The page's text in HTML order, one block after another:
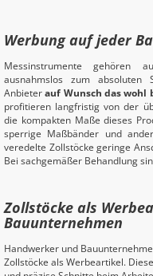
Werbung auf jeder
Messinstrumente gehören
ausnahmslos zum absoluten
Anbieterauf Wunsch das wohl
profitieren langfristig von der
die kompakten Maße dieses
sperrige Maßbänder und
veredelte Zollstöcke geringe
Bei sachgemäßer Behandlung
Zollstöcke als
Bauunternehmen
Handwerker und
Zollstöcke als Werbeartikel.